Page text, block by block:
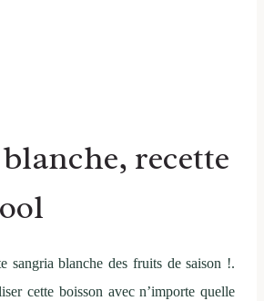
recette
sangria blanche des fruits de saison !.
cette boisson avec n’importe quelle